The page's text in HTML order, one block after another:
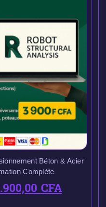
Béton & Acier
Complète
CFA